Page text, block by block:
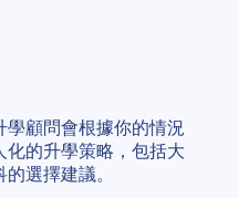
學顧問會根據你的情況
化的升學策略，包括大
選擇建議。